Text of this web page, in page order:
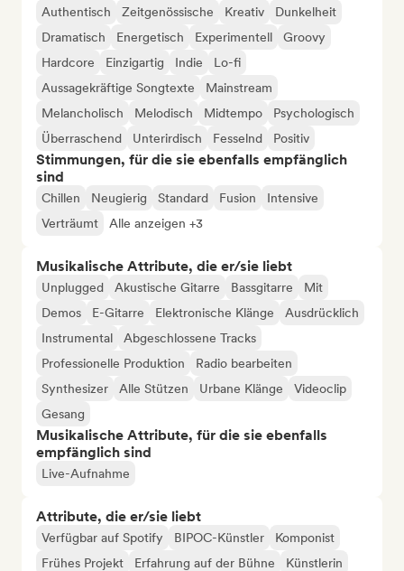
Authentisch Zeitgenössische Kreativ
Dunkelheit
Dramatisch
Energetisch Experimentell
Groovy
Hardcore
Einzigartig Indie
Lo-fi
Aussagekräftige Songtexte
Mainstream
Melancholisch
Melodisch Midtempo
Psychologisch
Überraschend
Unterirdisch Fesselnd Positiv
Stimmungen, für die sie ebenfalls empfänglich
sind
Chillen Neugierig Standard Fusion
Intensive
Verträumt
Alle anzeigen +3
Musikalische Attribute, die er/sie liebt
Unplugged Akustische Gitarre Bassgitarre
Mit
Demos
E-Gitarre Elektronische Klänge
Ausdrücklich
Instrumental
Abgeschlossene Tracks
Professionelle Produktion
Radio bearbeiten
Synthesizer
Alle Stützen Urbane Klänge
Videoclip
Gesang
Musikalische Attribute, für die sie ebenfalls
empfänglich sind
Live-Aufnahme
Attribute, die er/sie liebt
Verfügbar auf Spotify BIPOC-Künstler
Komponist
Frühes Projekt
Erfahrung auf der Bühne
Künstlerin